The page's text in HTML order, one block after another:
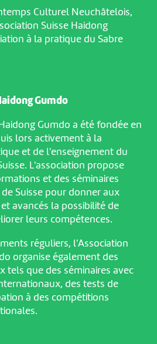
Culturel Neuchâtelois,
Suisse Haidong
à la pratique du Sabre
Gumdo
Gumdo a été fondée en
lors activement à la
et de l'enseignement du
L'association propose
et des séminaires
Suisse pour donner aux
avancés la possibilité de
leurs compétences.
réguliers, l'Association
organise également des
tels que des séminaires avec
des tests de
à des compétitions